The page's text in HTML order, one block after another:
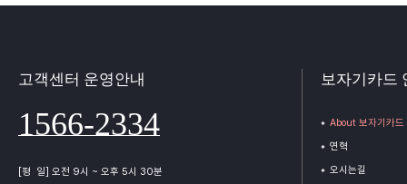
고객센터 운영안내
1566-2334
[평 일] 오전 9시 ~ 오후 5시 30분
보자기카드
About 보자기카드
연혁
오시는길